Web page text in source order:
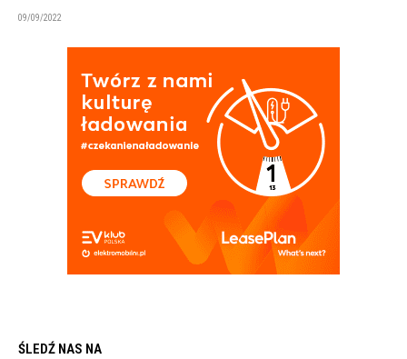
09/09/2022
ŚLEDŹ NAS NA